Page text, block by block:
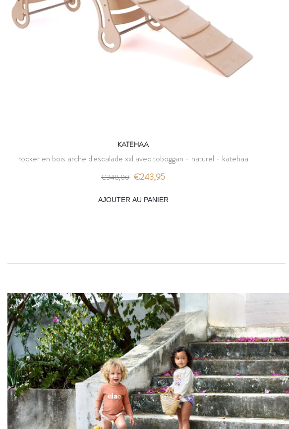
KATEHAA
rocker en bois arche d'escalade xxl avec toboggan - naturel - katehaa
€348,00 €243,95
AJOUTER AU PANIER